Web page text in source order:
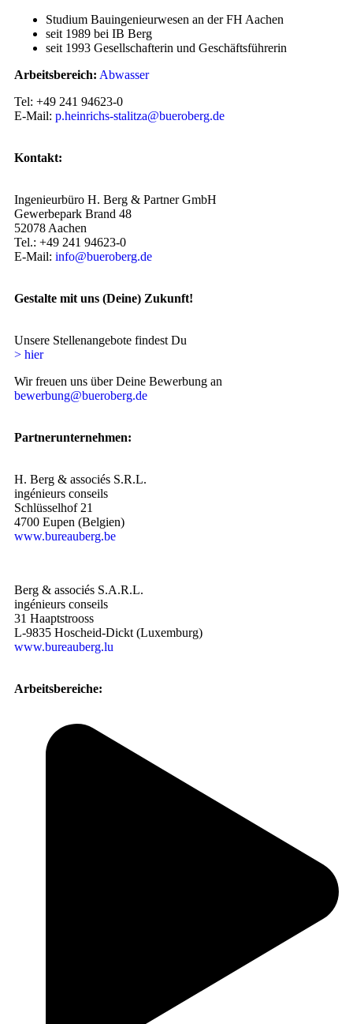
Studium Bauingenieurwesen an der FH Aachen
seit 1989 bei IB Berg
seit 1993 Gesellschafterin und Geschäftsführerin
Arbeitsbereich: Abwasser
Tel: +49 241 94623-0
E-Mail: p.heinrichs-stalitza@bueroberg.de
Kontakt:
Ingenieurbüro H. Berg & Partner GmbH
Gewerbepark Brand 48
52078 Aachen
Tel.: +49 241 94623-0
E-Mail: info@bueroberg.de
Gestalte mit uns (Deine) Zukunft!
Unsere Stellenangebote findest Du
> hier
Wir freuen uns über Deine Bewerbung an
bewerbung@bueroberg.de
Partnerunternehmen:
H. Berg & associés S.R.L.
ingénieurs conseils
Schlüsselhof 21
4700 Eupen (Belgien)
www.bureauberg.be
Berg & associés S.A.R.L.
ingénieurs conseils
31 Haaptstrooss
L-9835 Hoscheid-Dickt (Luxemburg)
www.bureauberg.lu
Arbeitsbereiche: